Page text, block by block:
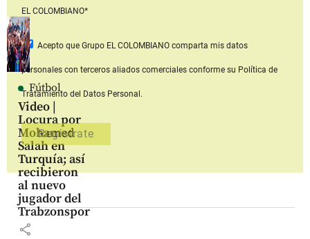
Fútbol
Video |
Locura por
Mohamed
Salah en
Turquía; así
recibieron
al nuevo
jugador del
Trabzonspor
share
EL COLOMBIANO*
Acepto que Grupo EL COLOMBIANOcomparta mis datos
personales con terceros aliados comerciales conforme su Política de
Tratamiento del Datos Personal.